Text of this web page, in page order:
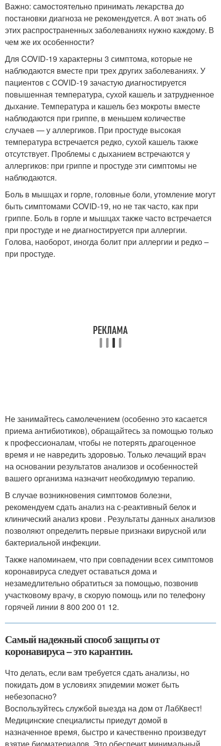
Важно: самостоятельно принимать лекарства до
постановки диагноза не рекомендуется. А вот знать об
этих распространенных заболеваниях нужно каждому. В
чем же их особенности?
Для COVID-19 характерны 3 симптома, которые не
наблюдаются вместе при трех других заболеваниях. У
пациентов с COVID-19 зачастую диагностируется
повышенная температура, сухой кашель и затрудненное
дыхание. Температура и кашель без мокроты вместе
наблюдаются при гриппе, в меньшем количестве
случаев — у аллергиков. При простуде высокая
температура встречается редко, сухой кашель также
отсутствует. Проблемы с дыханием встречаются у
аллергиков: при гриппе и простуде эти симптомы не
наблюдаются.
Боль в мышцах и горле, головные боли, утомление могут
быть симптомами COVID-19, но не так часто, как при
гриппе. Боль в горле и мышцах также часто встречается
при простуде и не диагностируется при аллергии.
Голова, наоборот, иногда болит при аллергии и редко –
при простуде.
Не занимайтесь самолечением (особенно это касается
приема антибиотиков), обращайтесь за помощью только
к профессионалам, чтобы не потерять драгоценное
время и не навредить здоровью. Только лечащий врач
на основании результатов анализов и особенностей
вашего организма назначит необходимую терапию.
В случае возникновения симптомов болезни,
рекомендуем сдать анализ на с-реактивный белок и
клинический анализ крови . Результаты данных анализов
позволяют определить первые признаки вирусной или
бактериальной инфекции.
Также напоминаем, что при совпадении всех симптомов
коронавируса следует оставаться дома и
незамедлительно обратиться за помощью, позвонив
участковому врачу, в скорую помощь или по телефону
горячей линии 8 800 200 01 12.
Самый надежный способ защиты от
коронавируса – это карантин.
Что делать, если вам требуется сдать анализы, но
покидать дом в условиях эпидемии может быть
небезопасно?
Воспользуйтесь службой выезда на дом от ЛабКвест!
Медицинские специалисты приедут домой в
назначенное время, быстро и качественно произведут